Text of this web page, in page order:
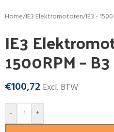
Home/IE3 Elektromotoren/IE3 -
IE3
1500RPM – B3
€100,72 Excl. BTW
- +